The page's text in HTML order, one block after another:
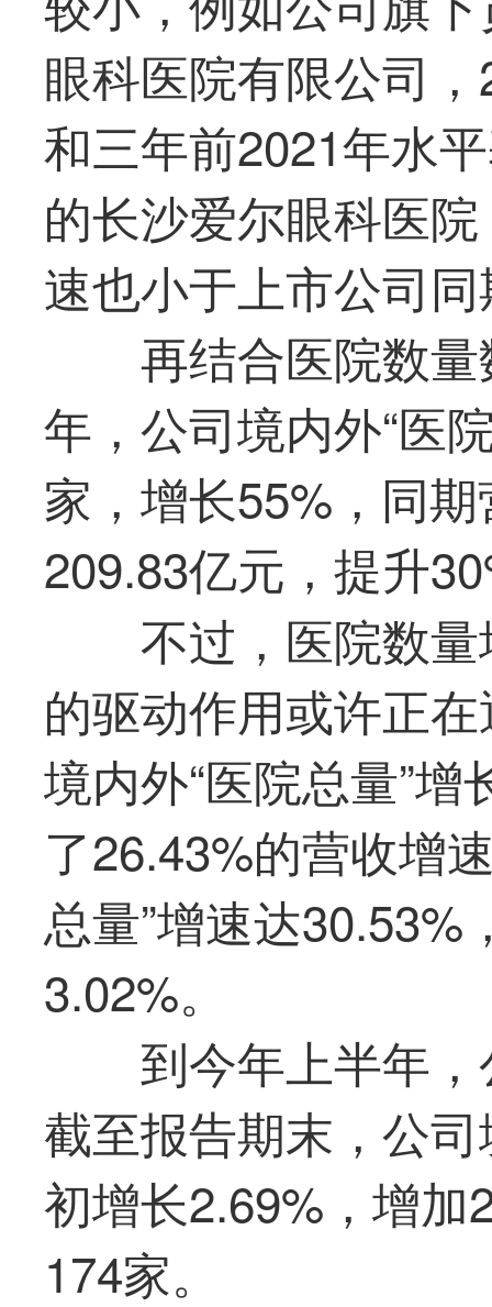
眼科医院有限公司
和三年前2021年水
的长沙爱尔眼科医
速也小于上市公司
再结合医院数
年，公司境内外“医
家，增长55%，同
209.83亿元，提升
不过，医院数
的驱动作用或许正
境内外“医院总量”
了26.43%的营收增
总量”增速达
3.02%。
到今年上半年
截至报告期末，公
初增长2.69%，增
174家。